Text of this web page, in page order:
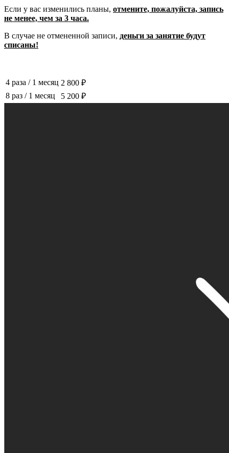
Если у вас изменились планы, отмените, пожалуйста, запись
не менее, чем за 3 часа.
В случае не отмененной записи, деньги за занятие будут
списаны!
4 раза / 1 месяц 2 800 ₽
8 раз / 1 месяц 5 200 ₽